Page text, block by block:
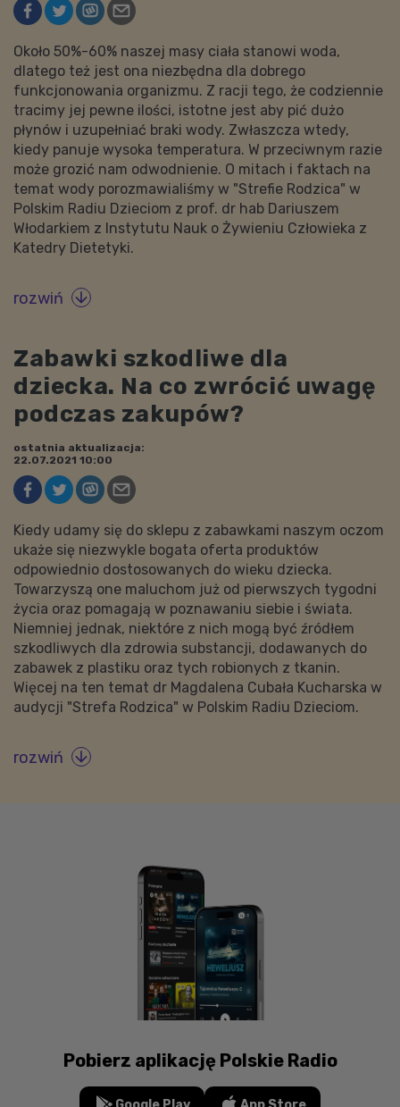
Około 50%-60% naszej masy ciała stanowi woda,
dlatego też jest ona niezbędna dla dobrego
funkcjonowania organizmu. Z racji tego, że codziennie
tracimy jej pewne ilości, istotne jest aby pić dużo
płynów i uzupełniać braki wody. Zwłaszcza wtedy,
kiedy panuje wysoka temperatura. W przeciwnym razie
może grozić nam odwodnienie. O mitach i faktach na
temat wody porozmawialiśmy w "Strefie Rodzica" w
Polskim Radiu Dzieciom z prof. dr hab Dariuszem
Włodarkiem z Instytutu Nauk o Żywieniu Człowieka z
Katedry Dietetyki.
rozwiń 
Zabawki szkodliwe dla
dziecka. Na co zwrócić uwagę
podczas zakupów?
ostatnia aktualizacja:
22.07.2021 10:00
Kiedy udamy się do sklepu z zabawkami naszym oczom
ukaże się niezwykle bogata oferta produktów
odpowiednio dostosowanych do wieku dziecka.
Towarzyszą one maluchom już od pierwszych tygodni
życia oraz pomagają w poznawaniu siebie i świata.
Niemniej jednak, niektóre z nich mogą być źródłem
szkodliwych dla zdrowia substancji, dodawanych do
zabawek z plastiku oraz tych robionych z tkanin.
Więcej na ten temat dr Magdalena Cubała Kucharska w
audycji "Strefa Rodzica" w Polskim Radiu Dzieciom.
rozwiń 
Pobierz aplikację Polskie Radio